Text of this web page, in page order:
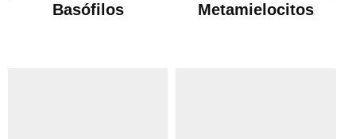
Basófilos Metamielocitos